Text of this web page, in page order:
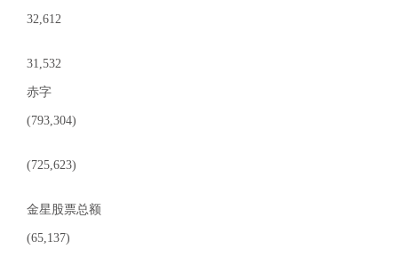
32,612
31,532
赤字
(793,304)
(725,623)
金星股票总额
(65,137)